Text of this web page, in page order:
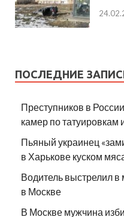
ПОСЛЕДНИЕ
Преступников в
камер по татуировкам
Пьяный украинец
в Харькове куском
Водитель выстрелил
в Москве
В Москве мужчина